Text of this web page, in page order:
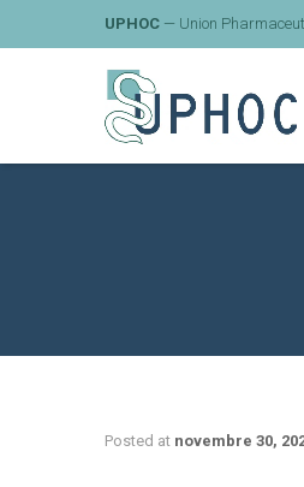
UPHOC — Union
Posted at novembre 30,